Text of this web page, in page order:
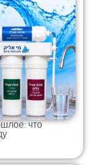
что